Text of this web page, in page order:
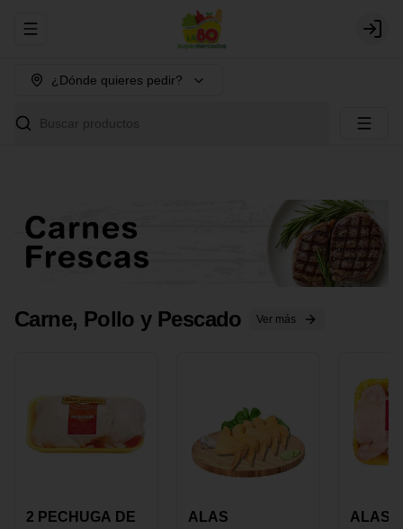
Abrir menu de navegación Login
¿Dónde quieres pedir?
Buscar productos
Carne, Pollo y Pescado Ver más
2 PECHUGA DE
ALAS
ALAS